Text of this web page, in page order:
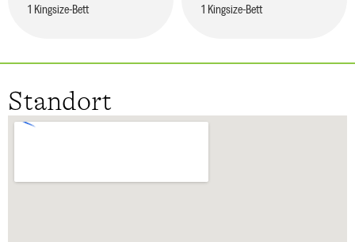
1 Kingsize-Bett 1 Kingsize-Bett
Standort